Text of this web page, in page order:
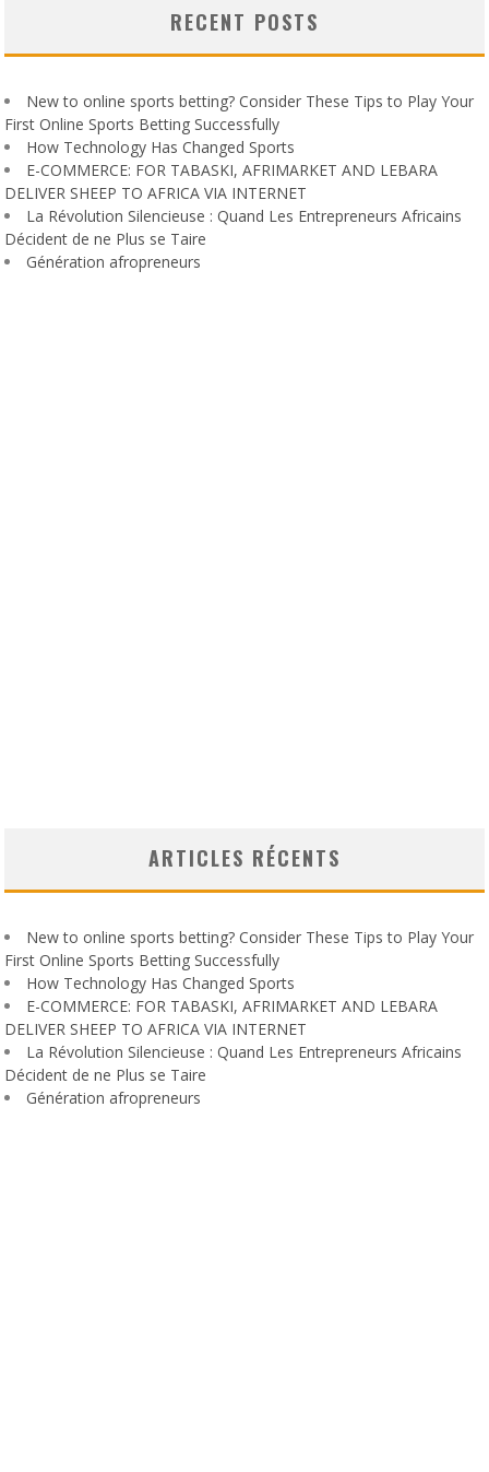
RECENT POSTS
New to online sports betting? Consider These Tips to Play Your
First Online Sports Betting Successfully
How Technology Has Changed Sports
E-COMMERCE: FOR TABASKI, AFRIMARKET AND LEBARA
DELIVER SHEEP TO AFRICA VIA INTERNET
La Révolution Silencieuse : Quand Les Entrepreneurs Africains
Décident de ne Plus se Taire
Génération afropreneurs
ARTICLES RÉCENTS
New to online sports betting? Consider These Tips to Play Your
First Online Sports Betting Successfully
How Technology Has Changed Sports
E-COMMERCE: FOR TABASKI, AFRIMARKET AND LEBARA
DELIVER SHEEP TO AFRICA VIA INTERNET
La Révolution Silencieuse : Quand Les Entrepreneurs Africains
Décident de ne Plus se Taire
Génération afropreneurs